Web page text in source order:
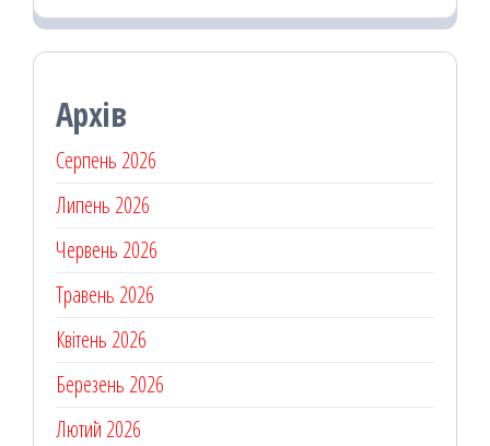
Архів
Серпень 2026
Липень 2026
Червень 2026
Травень 2026
Квітень 2026
Березень 2026
Лютий 2026